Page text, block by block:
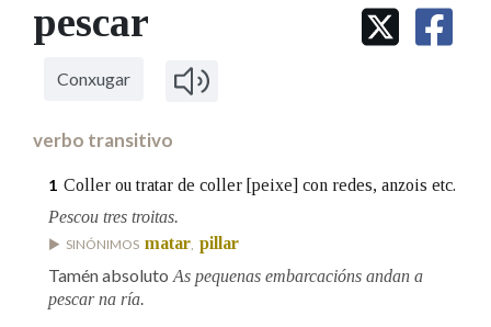
IDENTIDADE CORPORATIVA
MARCIAL DEL ADALID
FIGURAS HOMENAXEADAS
Facebook
TwitterYoutubeInstagram
BUSCAR NOS LEMAS
Comeza por
Contén
pescar
Conxugar
verbo transitivo
1 Coller ou tratar de coller [peixe] con redes, anzois etc.
Pescou tres troitas.
SINÓNIMOS matar pillar
Tamén absoluto As pequenas embarcacións andan a
pescar na ría.